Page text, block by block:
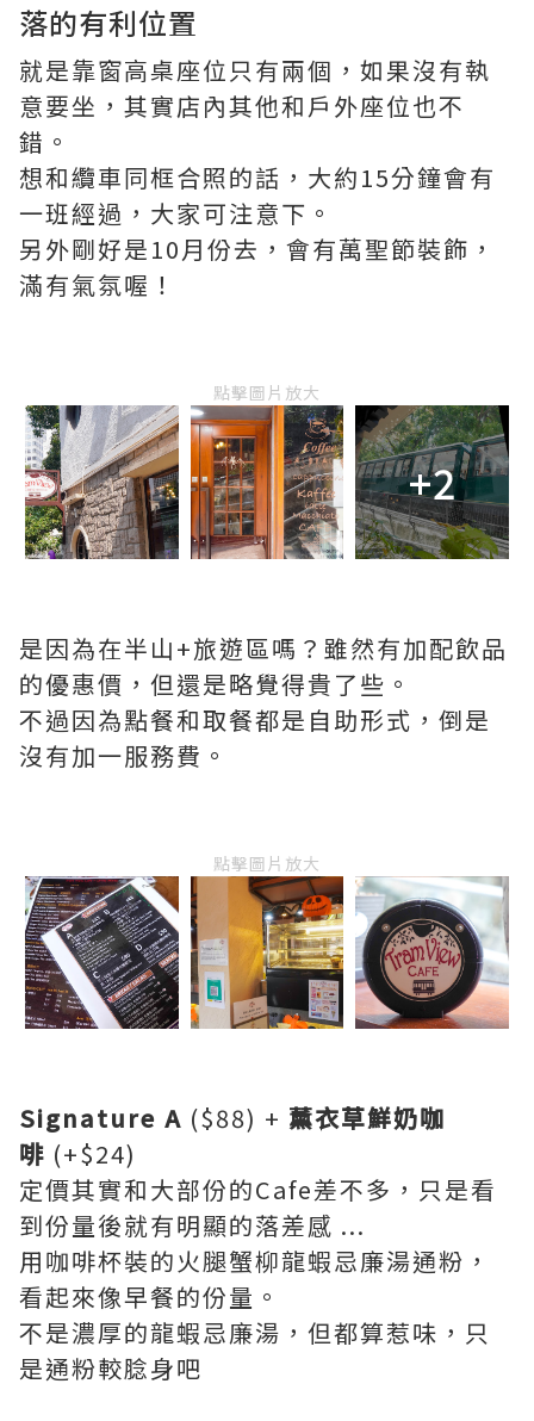
落的有利位置
就是靠窗高桌座位只有兩個，如果沒有執
意要坐，其實店內其他和戶外座位也不
錯。
想和纜車同框合照的話，大約15分鐘會有
一班經過，大家可注意下。
另外剛好是10月份去，會有萬聖節裝飾，
滿有氣氛喔！
點擊圖片放大
+2
是因為在半山+旅遊區嗎？雖然有加配飲品
的優惠價，但還是略覺得貴了些。
不過因為點餐和取餐都是自助形式，倒是
沒有加一服務費。
點擊圖片放大
Signature A ($88) + 薰衣草鮮奶咖
啡 (+$24)
定價其實和大部份的Cafe差不多，只是看
到份量後就有明顯的落差感 ...
用咖啡杯裝的火腿蟹柳龍蝦忌廉湯通粉，
看起來像早餐的份量。
不是濃厚的龍蝦忌廉湯，但都算惹味，只
是通粉較腍身吧